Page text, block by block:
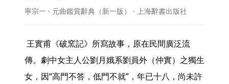
寧宗一 · 元曲鑑賞辭典（新一版） · 上海辭書出版社
傳。劇中女主人公劉月娥系劉員外（仲實）之獨生
女，因“高門不答，低門不就”，年已十八，尚未許